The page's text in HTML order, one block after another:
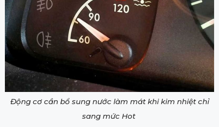
Động cơ cần bổ sung nước làm mát khi kim nhiệt chỉ
sang mức Hot